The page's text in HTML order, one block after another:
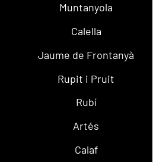
Muntanyola
Calella
Jaume de Frontanyà
Rupit i Pruit
Rubí
Artés
Calaf